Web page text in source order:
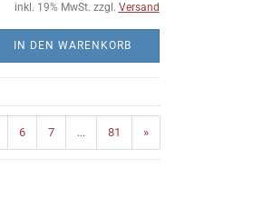
inkl. 19% MwSt. zzgl. Versand
IN DEN WARENKORB
6 7 ... 81 »